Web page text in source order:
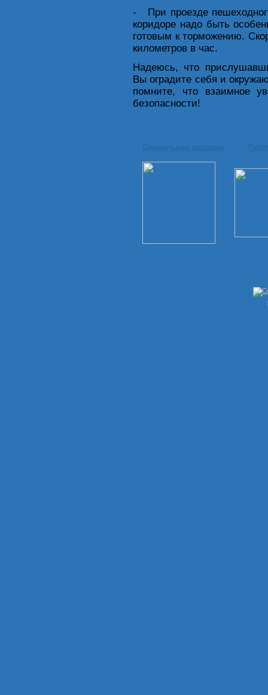
- При проезде
коридоре надо быть
готовым к торможению.
километров в час.
Надеюсь, что
Вы оградите себя и
помните, что взаимное
безопасности!